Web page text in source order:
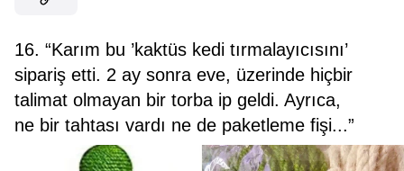
16. “Karım bu ’kaktüs kedi tırmalayıcısını’
sipariş etti. 2 ay sonra eve, üzerinde hiçbir
talimat olmayan bir torba ip geldi. Ayrıca,
ne bir tahtası vardı ne de paketleme fişi...”